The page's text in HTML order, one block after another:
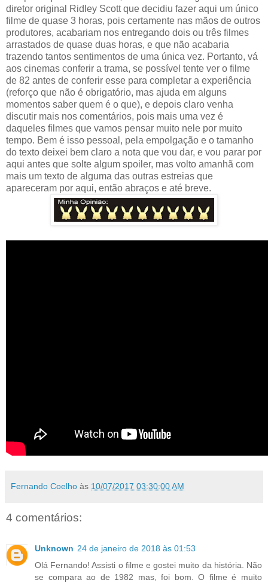
diretor original Ridley Scott que decidiu fazer aqui um único
filme de quase 3 horas, pois certamente nas mãos de outros
produtores, acabariam nos entregando dois ou três filmes
arrastados de quase duas horas, e que não acabaria
trazendo tantos sentimentos de uma única vez. Portanto, vá
aos cinemas conferir a trama, se possível tente ver o filme
de 82 antes de conferir esse para completar a experiência
(reforço que não é obrigatório, mas ajuda em alguns
momentos saber quem é o que), e depois claro venha
discutir mais nos comentários, pois mais uma vez é
daqueles filmes que vamos pensar muito nele por muito
tempo. Bem é isso pessoal, pela empolgação e o tamanho
do texto deixei bem claro a nota que vou dar, e vou parar por
aqui antes que solte algum spoiler, mas volto amanhã com
mais um texto de alguma das outras estreias que
apareceram por aqui, então abraços e até breve.
Fernando Coelho às 10/07/2017 03:30:00 AM
4 comentários:
Unknown 24 de janeiro de 2018 às 01:53
Olá Fernando! Assisti o filme e gostei muito da história. Não
se compara ao de 1982 mas, foi bom. O filme é muito